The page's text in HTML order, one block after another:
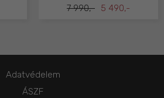
7 990,-
5 490,-
Adatvédelem
ÁSZF